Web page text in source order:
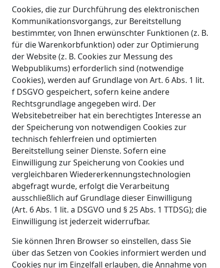
Cookies, die zur Durchführung des elektronischen
Kommunikationsvorgangs, zur Bereitstellung
bestimmter, von Ihnen erwünschter Funktionen (z. B.
für die Warenkorbfunktion) oder zur Optimierung
der Website (z. B. Cookies zur Messung des
Webpublikums) erforderlich sind (notwendige
Cookies), werden auf Grundlage von Art. 6 Abs. 1 lit.
f DSGVO gespeichert, sofern keine andere
Rechtsgrundlage angegeben wird. Der
Websitebetreiber hat ein berechtigtes Interesse an
der Speicherung von notwendigen Cookies zur
technisch fehlerfreien und optimierten
Bereitstellung seiner Dienste. Sofern eine
Einwilligung zur Speicherung von Cookies und
vergleichbaren Wiedererkennungstechnologien
abgefragt wurde, erfolgt die Verarbeitung
ausschließlich auf Grundlage dieser Einwilligung
(Art. 6 Abs. 1 lit. a DSGVO und § 25 Abs. 1 TTDSG); die
Einwilligung ist jederzeit widerrufbar.
Sie können Ihren Browser so einstellen, dass Sie
über das Setzen von Cookies informiert werden und
Cookies nur im Einzelfall erlauben, die Annahme von